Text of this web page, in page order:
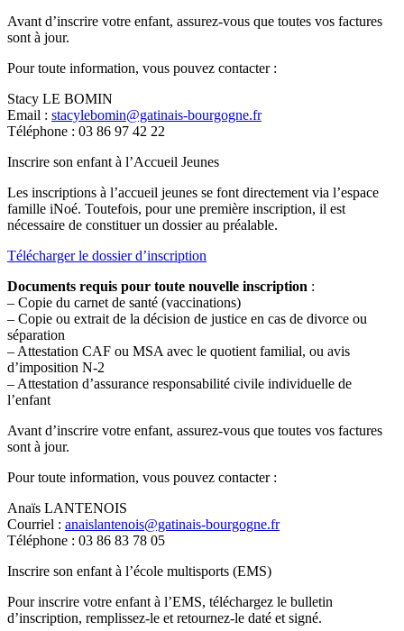
Avant d’inscrire votre enfant, assurez-vous que toutes vos factures
sont à jour.
Pour toute information, vous pouvez contacter :
Stacy LE BOMIN
Email : stacylebomin@gatinais-bourgogne.fr
Téléphone : 03 86 97 42 22
Inscrire son enfant à l’Accueil Jeunes
Les inscriptions à l’accueil jeunes se font directement via l’espace
famille iNoé. Toutefois, pour une première inscription, il est
nécessaire de constituer un dossier au préalable.
Télécharger le dossier d’inscription
Documents requis pour toute nouvelle inscription :
– Copie du carnet de santé (vaccinations)
– Copie ou extrait de la décision de justice en cas de divorce ou
séparation
– Attestation CAF ou MSA avec le quotient familial, ou avis
d’imposition N-2
– Attestation d’assurance responsabilité civile individuelle de
l’enfant
Avant d’inscrire votre enfant, assurez-vous que toutes vos factures
sont à jour.
Pour toute information, vous pouvez contacter :
Anaïs LANTENOIS
Courriel : anaislantenois@gatinais-bourgogne.fr
Téléphone : 03 86 83 78 05
Inscrire son enfant à l’école multisports (EMS)
Pour inscrire votre enfant à l’EMS, téléchargez le bulletin
d’inscription, remplissez-le et retournez-le daté et signé.